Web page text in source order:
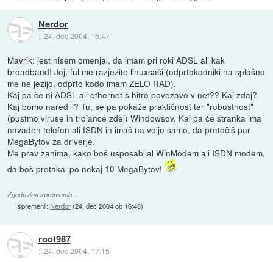
Nerdor
::24. dec 2004, 16:47
Mavrik: jest nisem omenjal, da imam pri roki ADSL ali kak
broadband! Joj, ful me razjezite linuxsaši (odprtokodniki na splošno
me ne jezijo, odprto kodo imam ZELO RAD).
Kaj pa če ni ADSL ali ethernet s hitro povezavo v net?? Kaj zdaj?
Kaj bomo naredili? Tu, se pa pokaže praktičnost ter "robustnost"
(pustmo viruse in trojance zdej) Windowsov. Kaj pa če stranka ima
navaden telefon ali ISDN in imaš na voljo samo, da pretočiš par
MegaBytov za driverje.
Me prav zanima, kako boš usposabljal WinModem ali ISDN modem,
da boš pretakal po nekaj 10 MegaBytov!
Zgodovina sprememb…
spremenil:Nerdor(24. dec 2004 ob 16:48)
root987
::24. dec 2004, 17:15